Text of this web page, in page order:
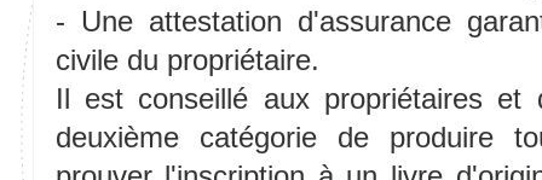
- Une attestation d'assurance
civile du propriétaire.
Il est conseillé aux propriétaires et
deuxième catégorie de produire